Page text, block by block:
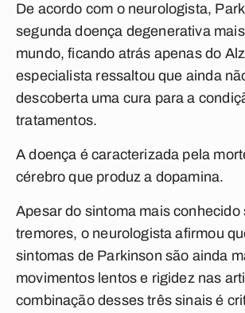
De acordo com o neurologista,
segunda doença degenerativa
mundo, ficando atrás apenas do
especialista ressaltou que ainda
descoberta uma cura para a
tratamentos.
A doença é caracterizada pela
cérebro que produz a dopamina.
Apesar do sintoma mais conhecido
tremores, o neurologista afirmou
sintomas de Parkinson são ainda
movimentos lentos e rigidez nas
combinação desses três sinais é